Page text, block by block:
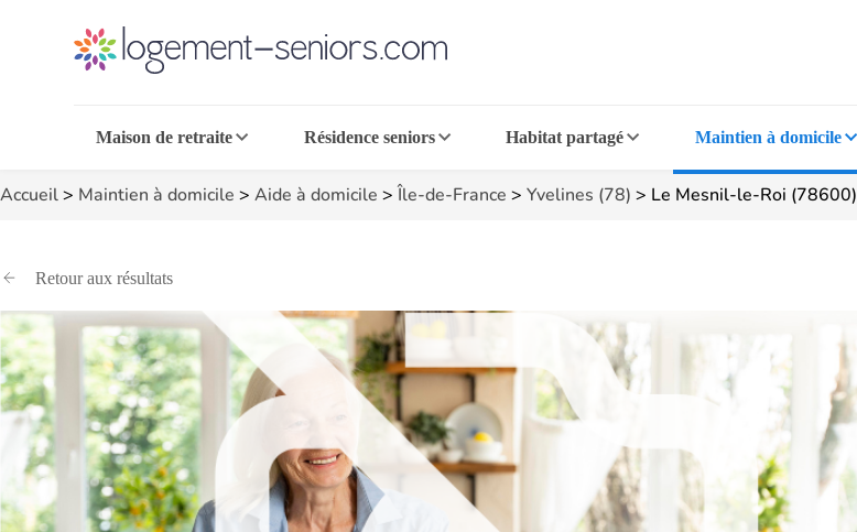
Maison de retraite Résidence seniors Habitat partagé Maintien à domicile
Accueil> Maintien à domicile > Aide à domicile > Île-de-France > Yvelines (78) > Le Mesnil-le-Roi (78600)
Retour aux résultats